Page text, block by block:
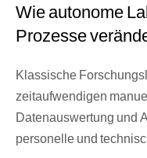
Wie autonome
Prozesse
Klassische
zeitaufwendigen
Datenauswertung und
personelle und